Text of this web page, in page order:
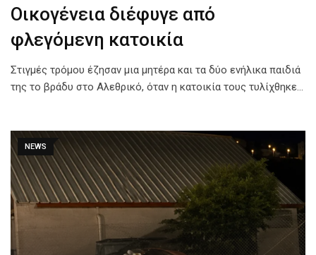
Οικογένεια διέφυγε από
φλεγόμενη κατοικία
Στιγμές τρόμου έζησαν μια μητέρα και τα δύο ενήλικα παιδιά
της το βράδυ στο Αλεθρικό, όταν η κατοικία τους τυλίχθηκε…
NEWS